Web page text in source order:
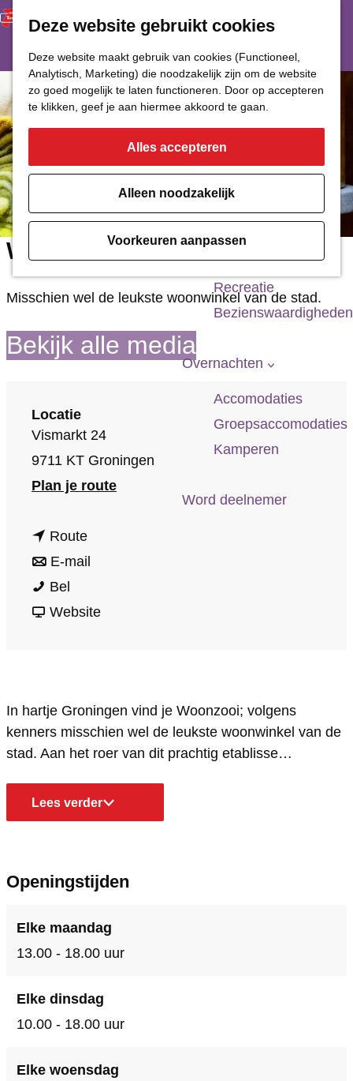
Deze website gebruikt cookies
Deze website maakt gebruik van cookies (Functioneel,
Analytisch, Marketing) die noodzakelijk zijn om de website
zo goed mogelijk te laten functioneren. Door op accepteren
te klikken, geef je aan hiermee akkoord te gaan.
Alles accepteren
Alleen noodzakelijk
Voorkeuren aanpassen
n
a
a
r
d
e
m
e
p
Restaurant
Eetcafé
Café of Bar
Nachtclub
Cultuur
Bioscoop & Theater
Uitgaan
Monumenten
Musea
Recreatie
Bezienswaardigheden
Overnachten
Accomodaties
Groepsaccomodaties
Kamperen
Word deelnemer
Woonzooi
Misschien wel de leukste woonwinkel van de stad.
Bekijk alle media
Locatie
Vismarkt 24
9711 KT Groningen
Plan je routen
o
o
Routen
a
r
n
z
o
o
E-mail
a
o
n
z
o
Bel
o
o
o
i
Websitev
o
o
n
z
In hartje Groningen vind je Woonzooi; volgens
kenners misschien wel de leukste woonwinkel van de
stad. Aan het roer van dit prachtig etablisse…
Lees verder
Openingstijden
Elke maandag
13.00 - 18.00 uur
Elke dinsdag
10.00 - 18.00 uur
Elke woensdag